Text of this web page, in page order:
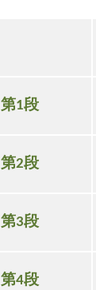
第1段
第2段
第3段
第4段